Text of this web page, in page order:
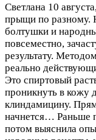
Светлана 10
прыщи по разному.
болтушки и
повсеместно,
результату.
реально
Это спиртовый
проникнуть в кожу
клиндамицину.
начнется… Раньше
потом выяснила